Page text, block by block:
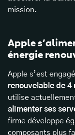
mission.
Apple
énergie
Apple s’est
renouvelable de
utilise
alimenter ses
firme développe
composants plus